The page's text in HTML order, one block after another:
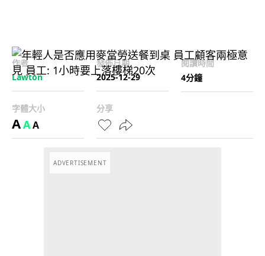
作者
Lawton
發佈日期
2025-12-29
閱讀時間
4分鐘
字體大小
AAA
分享
ADVERTISEMENT